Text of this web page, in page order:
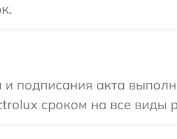
подписания акта
сроком на все виды